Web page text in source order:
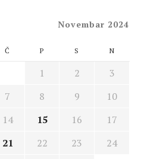
Novembar 2024
Č P S N
1 2
3
7 8 9
10
14 15 16
17
21 22 23
24